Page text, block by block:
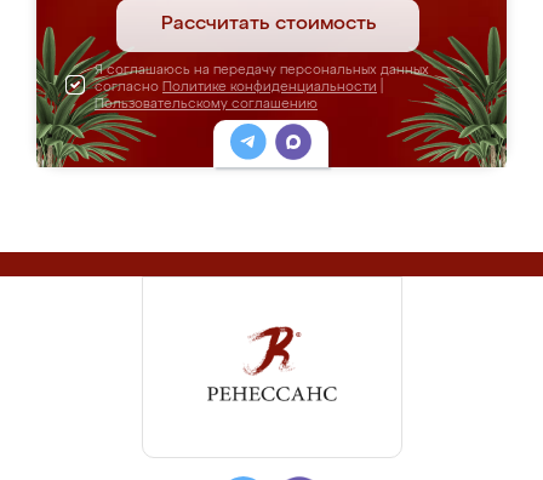
Рассчитать стоимость
Я соглашаюсь на передачу персональных данных
согласно Политике конфиденциальности
Пользовательскому соглашению